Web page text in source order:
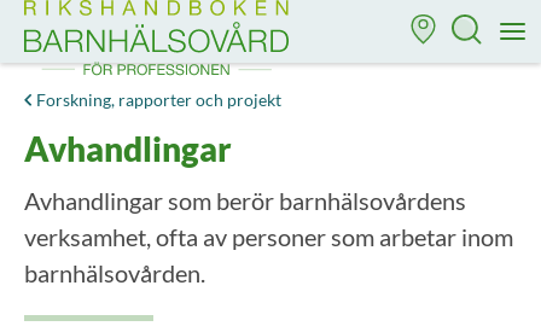
Till startsidan för Rikshandboken i barnhälsovård
Forskning, rapporter och projekt
Avhandlingar
Avhandlingar som berör barnhälsovårdens
verksamhet, ofta av personer som arbetar inom
barnhälsovården.